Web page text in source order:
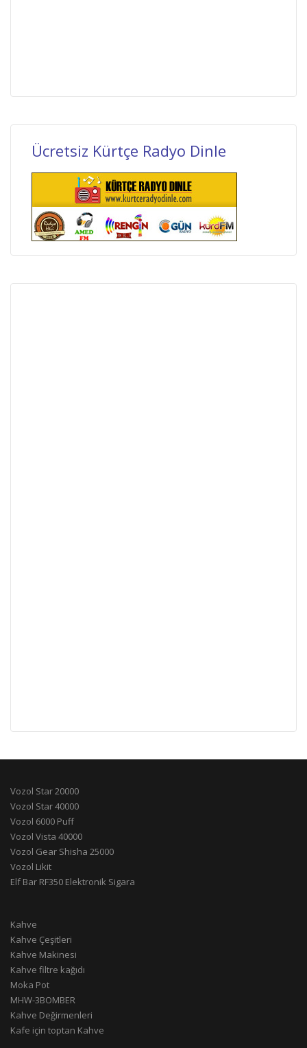
Ücretsiz Kürtçe Radyo Dinle
Vozol Star 20000
Vozol Star 40000
Vozol 6000 Puff
Vozol Vista 40000
Vozol Gear Shisha 25000
Vozol Likit
Elf Bar RF350 Elektronik Sigara
Kahve
Kahve Çeşitleri
Kahve Makinesi
Kahve filtre kağıdı
Moka Pot
MHW-3BOMBER
Kahve Değirmenleri
Kafe için toptan Kahve